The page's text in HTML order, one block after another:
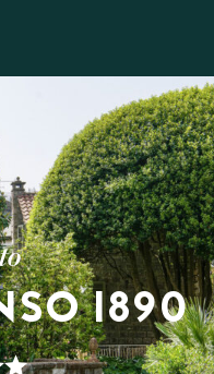
1890